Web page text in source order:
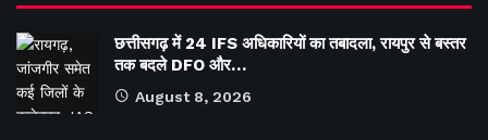
छत्तीसगढ़ में 24 IFS अधिकारियों का तबादला, रायपुर से बस्तर
तक बदले DFO और…
August 8, 2026